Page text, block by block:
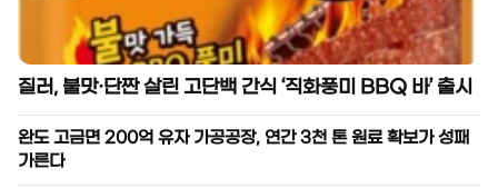
질러, 불맛·단짠 살린 고단백 간식 ‘직화풍미 BBQ 바’ 출시
완도 고금면 200억 유자 가공공장, 연간 3천 톤 원료 확보가 성패
가른다